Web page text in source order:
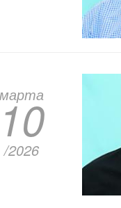
марта
10
/2026